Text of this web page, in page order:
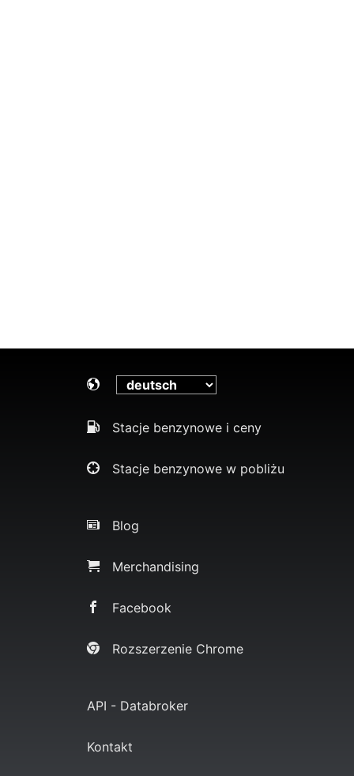
Stacje benzynowe i ceny
Stacje benzynowe w pobliżu
Blog
Merchandising
Facebook
Rozszerzenie Chrome
API - Databroker
Kontakt